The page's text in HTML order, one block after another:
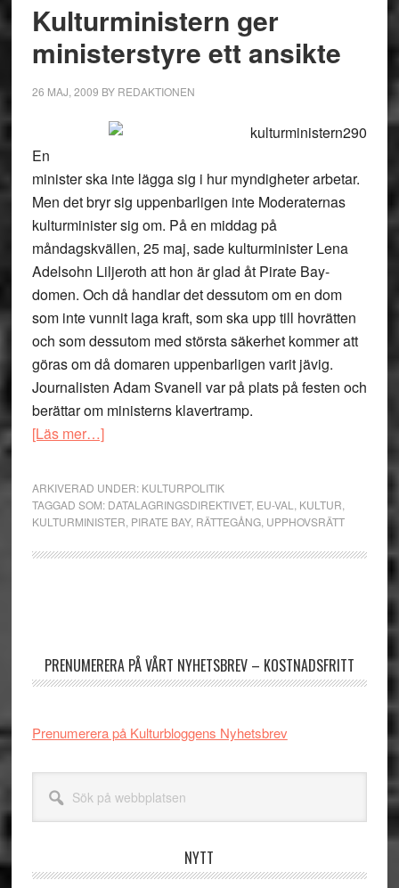
Kulturministern ger
ministerstyre ett ansikte
26 MAJ, 2009 BY REDAKTIONEN
En
minister ska inte lägga sig i hur myndigheter arbetar.
Men det bryr sig uppenbarligen inte Moderaternas
kulturminister sig om. På en middag på
måndagskvällen, 25 maj, sade kulturminister Lena
Adelsohn Liljeroth att hon är glad åt Pirate Bay-
domen. Och då handlar det dessutom om en dom
som inte vunnit laga kraft, som ska upp till hovrätten
och som dessutom med största säkerhet kommer att
göras om då domaren uppenbarligen varit jävig.
Journalisten Adam Svanell var på plats på festen och
berättar om ministerns klavertramp.
[Läs mer…]om
ministerstyre
ett
ansikte
ARKIVERAD UNDER: KULTURPOLITIK
TAGGAD SOM: DATALAGRINGSDIREKTIVET, EU-VAL KULTUR
KULTURMINISTER PIRATE BAY, RÄTTEGÅNG, UPPHOVSRÄTT
PRENUMERERA PÅ VÅRT NYHETSBREV – KOSTNADSFRITT
Prenumerera på Kulturbloggens Nyhetsbrev
webbplatsen
NYTT